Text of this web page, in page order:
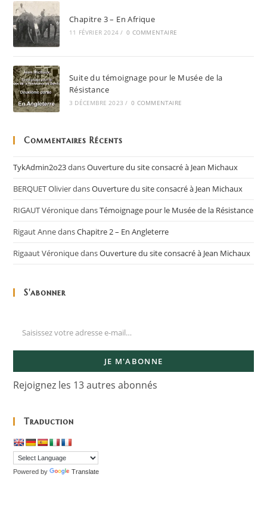
Chapitre 3 – En Afrique
11 FÉVRIER 2024 / 0 COMMENTAIRE
Suite du témoignage pour le Musée de la
Résistance
3 DÉCEMBRE 2023 / 0 COMMENTAIRE
Commentaires Récents
TykAdmin2o23dansOuverture du site consacré à Jean Michaux
BERQUET OlivierdansOuverture du site consacré à Jean Michaux
RIGAUT VéroniquedansTémoignage pour le Musée de la Résistance
Rigaut AnnedansChapitre 2 – En Angleterre
Rigaaut VéroniquedansOuverture du site consacré à Jean Michaux
S'abonner
JE M'ABONNE
Rejoignez les 13 autres abonnés
Traduction
Powered by Translate